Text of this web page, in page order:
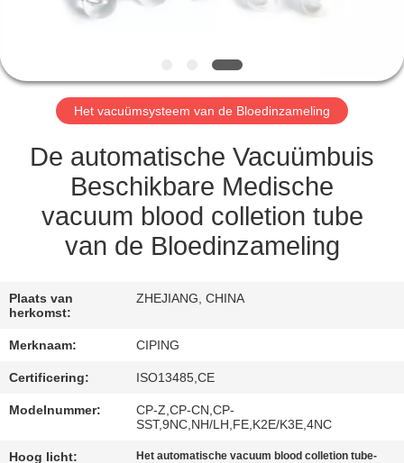
VERZOEK
EEN
CITAAT
SITEMAP
PRIVACY
POLICY
Het vacuümsysteem van de Bloedinzameling
De automatische Vacuümbuis
Beschikbare Medische
vacuum blood colletion tube
van de Bloedinzameling
Plaats van
herkomst:
ZHEJIANG, CHINA
Merknaam: CIPING
Certificering: ISO13485,CE
Modelnummer:
CP-Z,CP-CN,CP-
SST,9NC,NH/LH,FE,K2E/K3E,4NC
Hoog licht:
Het automatische vacuum blood colletion tube-